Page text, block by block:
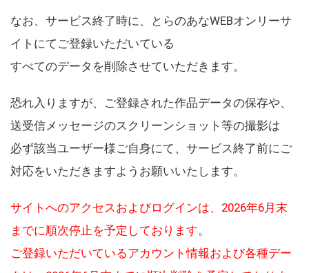
なお、サービス終了時に、とらのあなWEBオンリーサ
イトにてご登録いただいている
すべてのデータを削除させていただきます。
恐れ入りますが、ご登録された作品データの保存や、
送受信メッセージのスクリーンショット等の撮影は
必ず該当ユーザー様ご自身にて、サービス終了前にご
対応をいただきますようお願いいたします。
サイトへのアクセスおよびログインは、2026年6月末
までに順次停止を予定しております。
ご登録いただいているアカウント情報および各種デー